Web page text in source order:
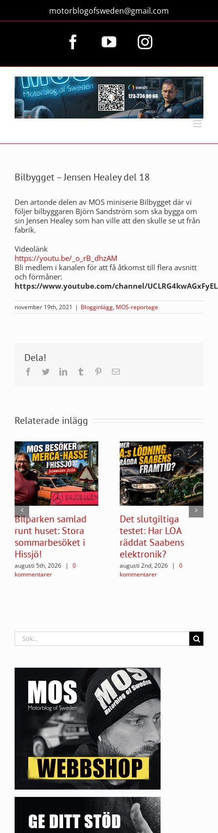
innehållet
motorblogofsweden@gmail.com
FacebookYouTubeInstagram
Bilbygget – Jensen Healey del 18
Den artonde delen av MOS miniserie Bilbygget där vi
följer bilbyggaren Björn Sandström som ska bygga om
sin Jensen Healey som han ville att den skulle se ut från
fabrik.
Videolänk
https://youtu.be/_o_rB_dhzAM
Bli medlem i kanalen för att få åtkomst till flera avsnitt
och förmåner:
https://www.youtube.com/channel/
november 19th, 2021 | Blogginlägg, MOS-reportage
Dela!
Facebook
TwitterLinkedInTumblr Pinterest
E-
Relaterade inlägg
Bilparken samlad
runt huset: Stora
sommarbesöket i
Hissjö!
augusti 5th, 2026 |
0
kommentarer
Det slutgiltiga
testet: Har LOA
räddat Saabens
elektronik?
augusti 2nd, 2026 |
0
kommentarer
Sök
efter: